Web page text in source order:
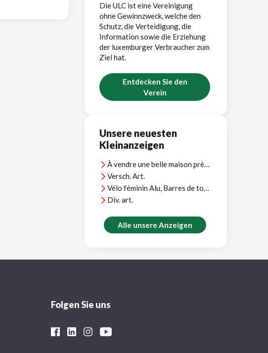
Die ULC ist eine Vereinigung
ohne Gewinnzweck, welche den
Schutz, die Verteidigung, die
Information sowie die Erziehung
der luxemburger Verbraucher zum
Ziel hat.
Entdecken Sie den
Verein
Unsere neuesten
Kleinanzeigen
À vendre une belle maison près d'Agadir, vue océan, près plages et terrains golf
Versch. Art.
Vélo féminin Alu, Barres de toit Thule, et divers
Div. art.
Alle unsere Anzeigen
Folgen Sie uns